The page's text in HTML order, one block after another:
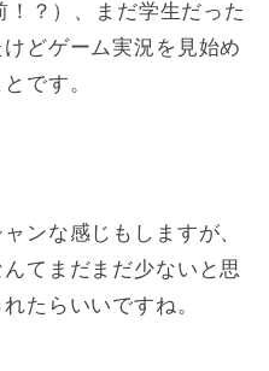
？）、まだ学生だった
どゲーム実況を見始め
です。
ンな感じもしますが、
てまだまだ少ないと思
たらいいですね。